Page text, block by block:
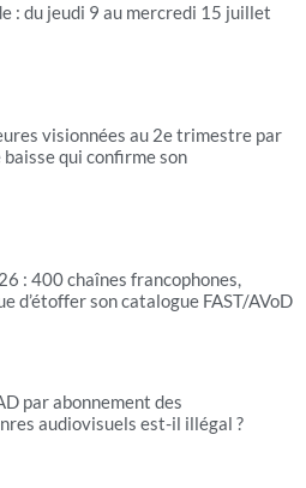
: du jeudi 9 au mercredi 15 juillet
visionnées au 2e trimestre par
baisse qui confirme son
: 400 chaînes francophones,
d’étoffer son catalogue FAST/AVoD
par abonnement des
audiovisuels est-il illégal ?